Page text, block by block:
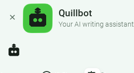
Quillbot
Your AI writing assistant